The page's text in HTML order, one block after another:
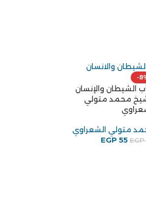
-
الشيطان والإنسان
محمد متولي
متولي الشعراوي
EGP
EGP 55